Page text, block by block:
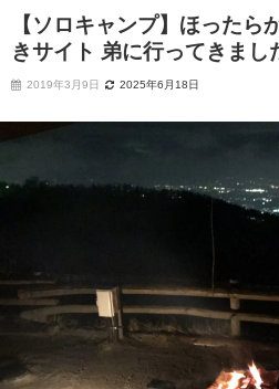
【ソロキャンプ】ほったら
きサイト 弟に行ってきまし
2019年3月9日 2025年6月18日